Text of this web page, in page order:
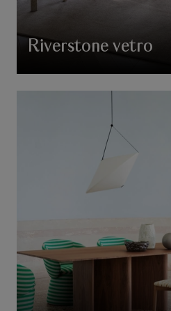
Riverstone vetro